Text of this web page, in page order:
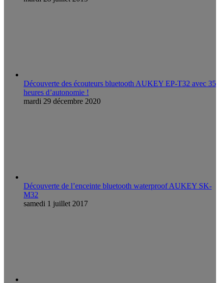
Découverte des écouteurs bluetooth AUKEY EP-T32 avec 35
heures d’autonomie !
mardi 29 décembre 2020
Découverte de l’enceinte bluetooth waterproof AUKEY SK-
M32
samedi 1 juillet 2017